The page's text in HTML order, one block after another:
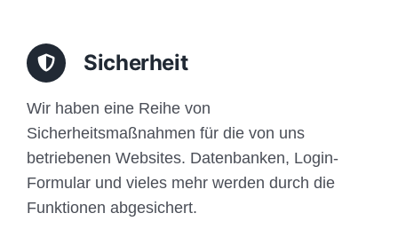
Sicherheit
Wir haben eine Reihe von
Sicherheitsmaßnahmen für die von uns
betriebenen Websites. Datenbanken, Login-
Formular und vieles mehr werden durch die
Funktionen abgesichert.